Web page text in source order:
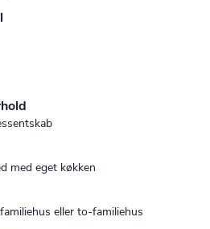
med eget køkken
eller to-familiehus